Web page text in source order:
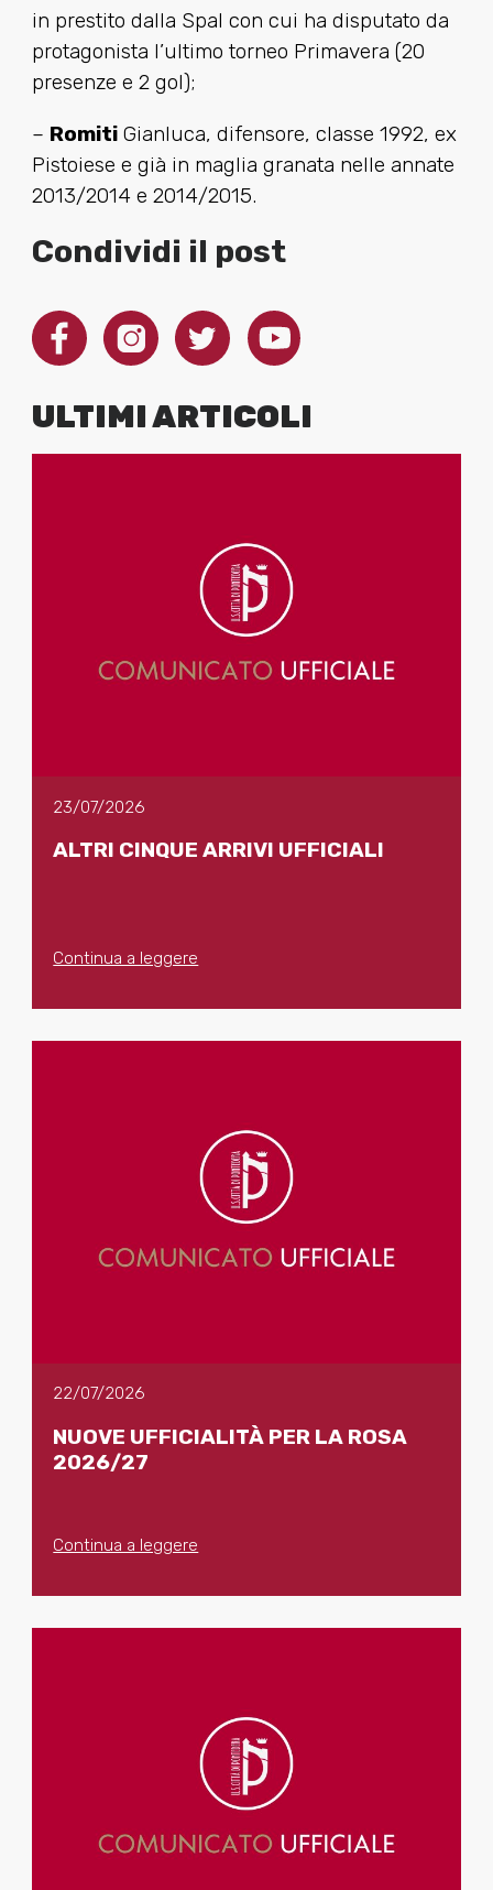
in prestito dalla Spal con cui ha disputato da
protagonista l’ultimo torneo Primavera (20
presenze e 2 gol);
– RomitiGianluca, difensore, classe 1992, ex
Pistoiese e già in maglia granata nelle annate
2013/2014 e 2014/2015.
Condividi il post
ULTIMI ARTICOLI
23/07/2026
ALTRI CINQUE ARRIVI UFFICIALI
Continua a leggere
22/07/2026
NUOVE UFFICIALITÀ PER LA ROSA
2026/27
Continua a leggere